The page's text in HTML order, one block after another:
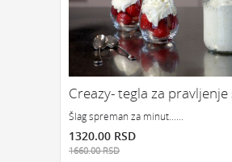
Creazy- tegla za pravljenje
Šlag spreman za minut......
1320.00 RSD
1660.00 RSD